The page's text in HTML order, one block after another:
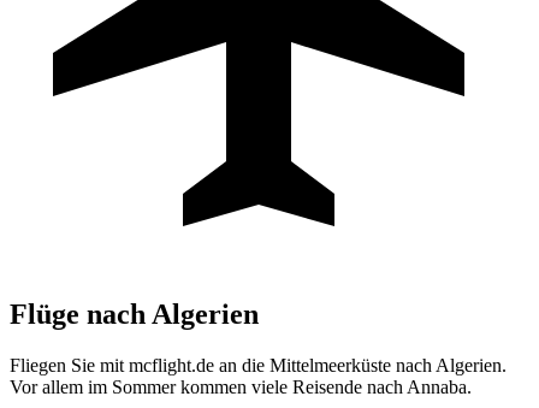
Flüge nach Algerien
Fliegen Sie mit mcflight.de an die Mittelmeerküste nach Algerien.
Vor allem im Sommer kommen viele Reisende nach Annaba.